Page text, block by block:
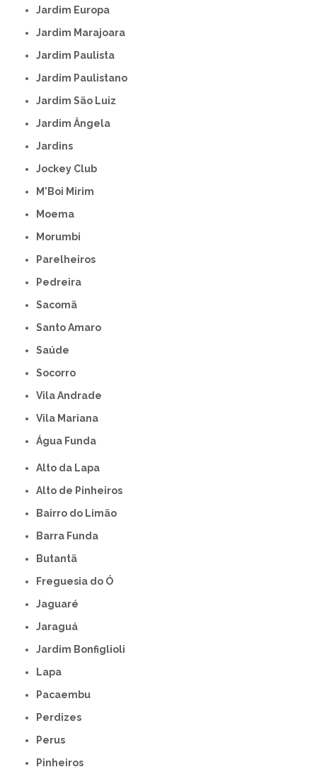
Jardim Europa
Jardim Marajoara
Jardim Paulista
Jardim Paulistano
Jardim São Luiz
Jardim Ângela
Jardins
Jockey Club
M'Boi Mirim
Moema
Morumbi
Parelheiros
Pedreira
Sacomã
Santo Amaro
Saúde
Socorro
Vila Andrade
Vila Mariana
Água Funda
Alto da Lapa
Alto de Pinheiros
Bairro do Limão
Barra Funda
Butantã
Freguesia do Ó
Jaguaré
Jaraguá
Jardim Bonfiglioli
Lapa
Pacaembu
Perdizes
Perus
Pinheiros